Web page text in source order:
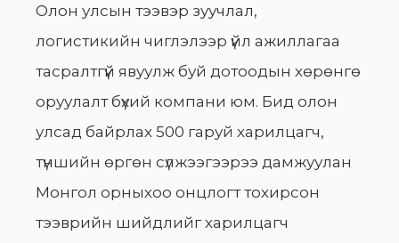
Олон улсын тээвэр зуучлал,
логистикийн чиглэлээр үйл ажиллагаа
тасралтгүй явуулж буй дотоодын хөрөнгө
оруулалт бүхий компани юм. Бид олон
улсад байрлах 500 гаруй харилцагч,
түншийн өргөн сүлжээгээрээ дамжуулан
Монгол орныхоо онцлогт тохирсон
тээврийн шийдлийг харилцагч